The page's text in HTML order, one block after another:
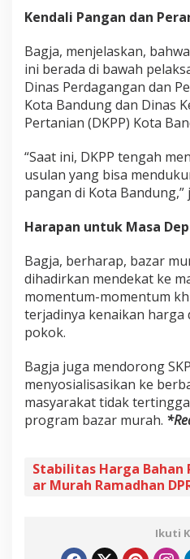
Kendali Pangan dan
Bagja, menjelaskan,
ini berada di bawah
Dinas Perdagangan dan
Kota Bandung dan Dinas
Pertanian (DKPP) Kota
“Saat ini, DKPP tengah
usulan yang bisa
pangan di Kota Bandung,”
Harapan untuk Masa
Bagja, berharap, bazar
dihadirkan mendekat ke
momentum-momentum
terjadinya kenaikan harga
pokok.
Bagja juga mendorong
menyosialisasikan ke
masyarakat tidak
program bazar murah.
Stabilitas Harga Bahan
ar Murah Ramadhan
Ikuti